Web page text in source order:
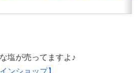
塩が売ってますよ♪
ンショップ】